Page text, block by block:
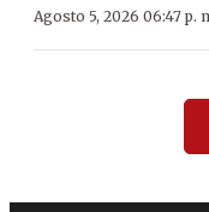
Agosto 5, 2026 06:47 p.